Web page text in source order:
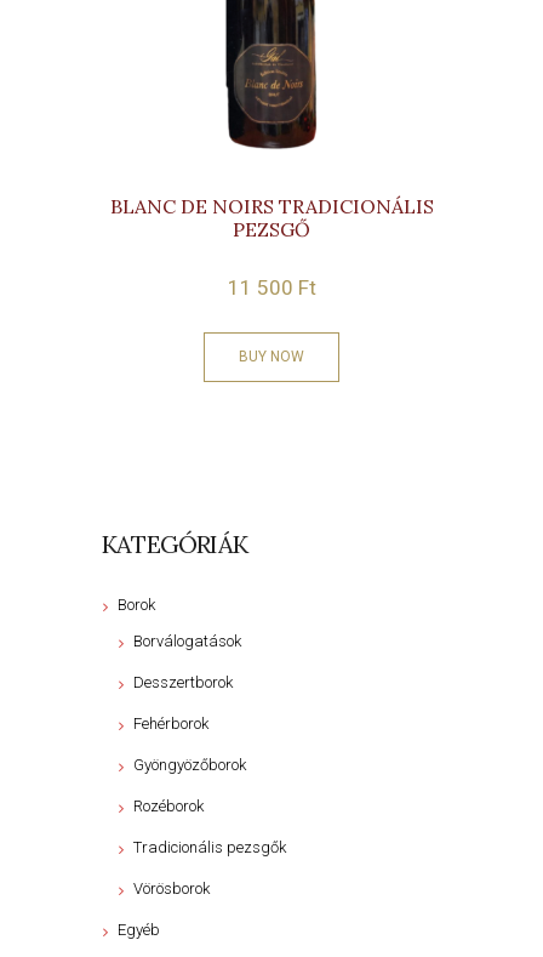
BLANC DE NOIRS TRADICIONÁLIS
PEZSGŐ
11 500 Ft
BUY NOW
KATEGÓRIÁK
Borok
Borválogatások
Desszertborok
Fehérborok
Gyöngyözőborok
Rozéborok
Tradicionális pezsgők
Vörösborok
Egyéb